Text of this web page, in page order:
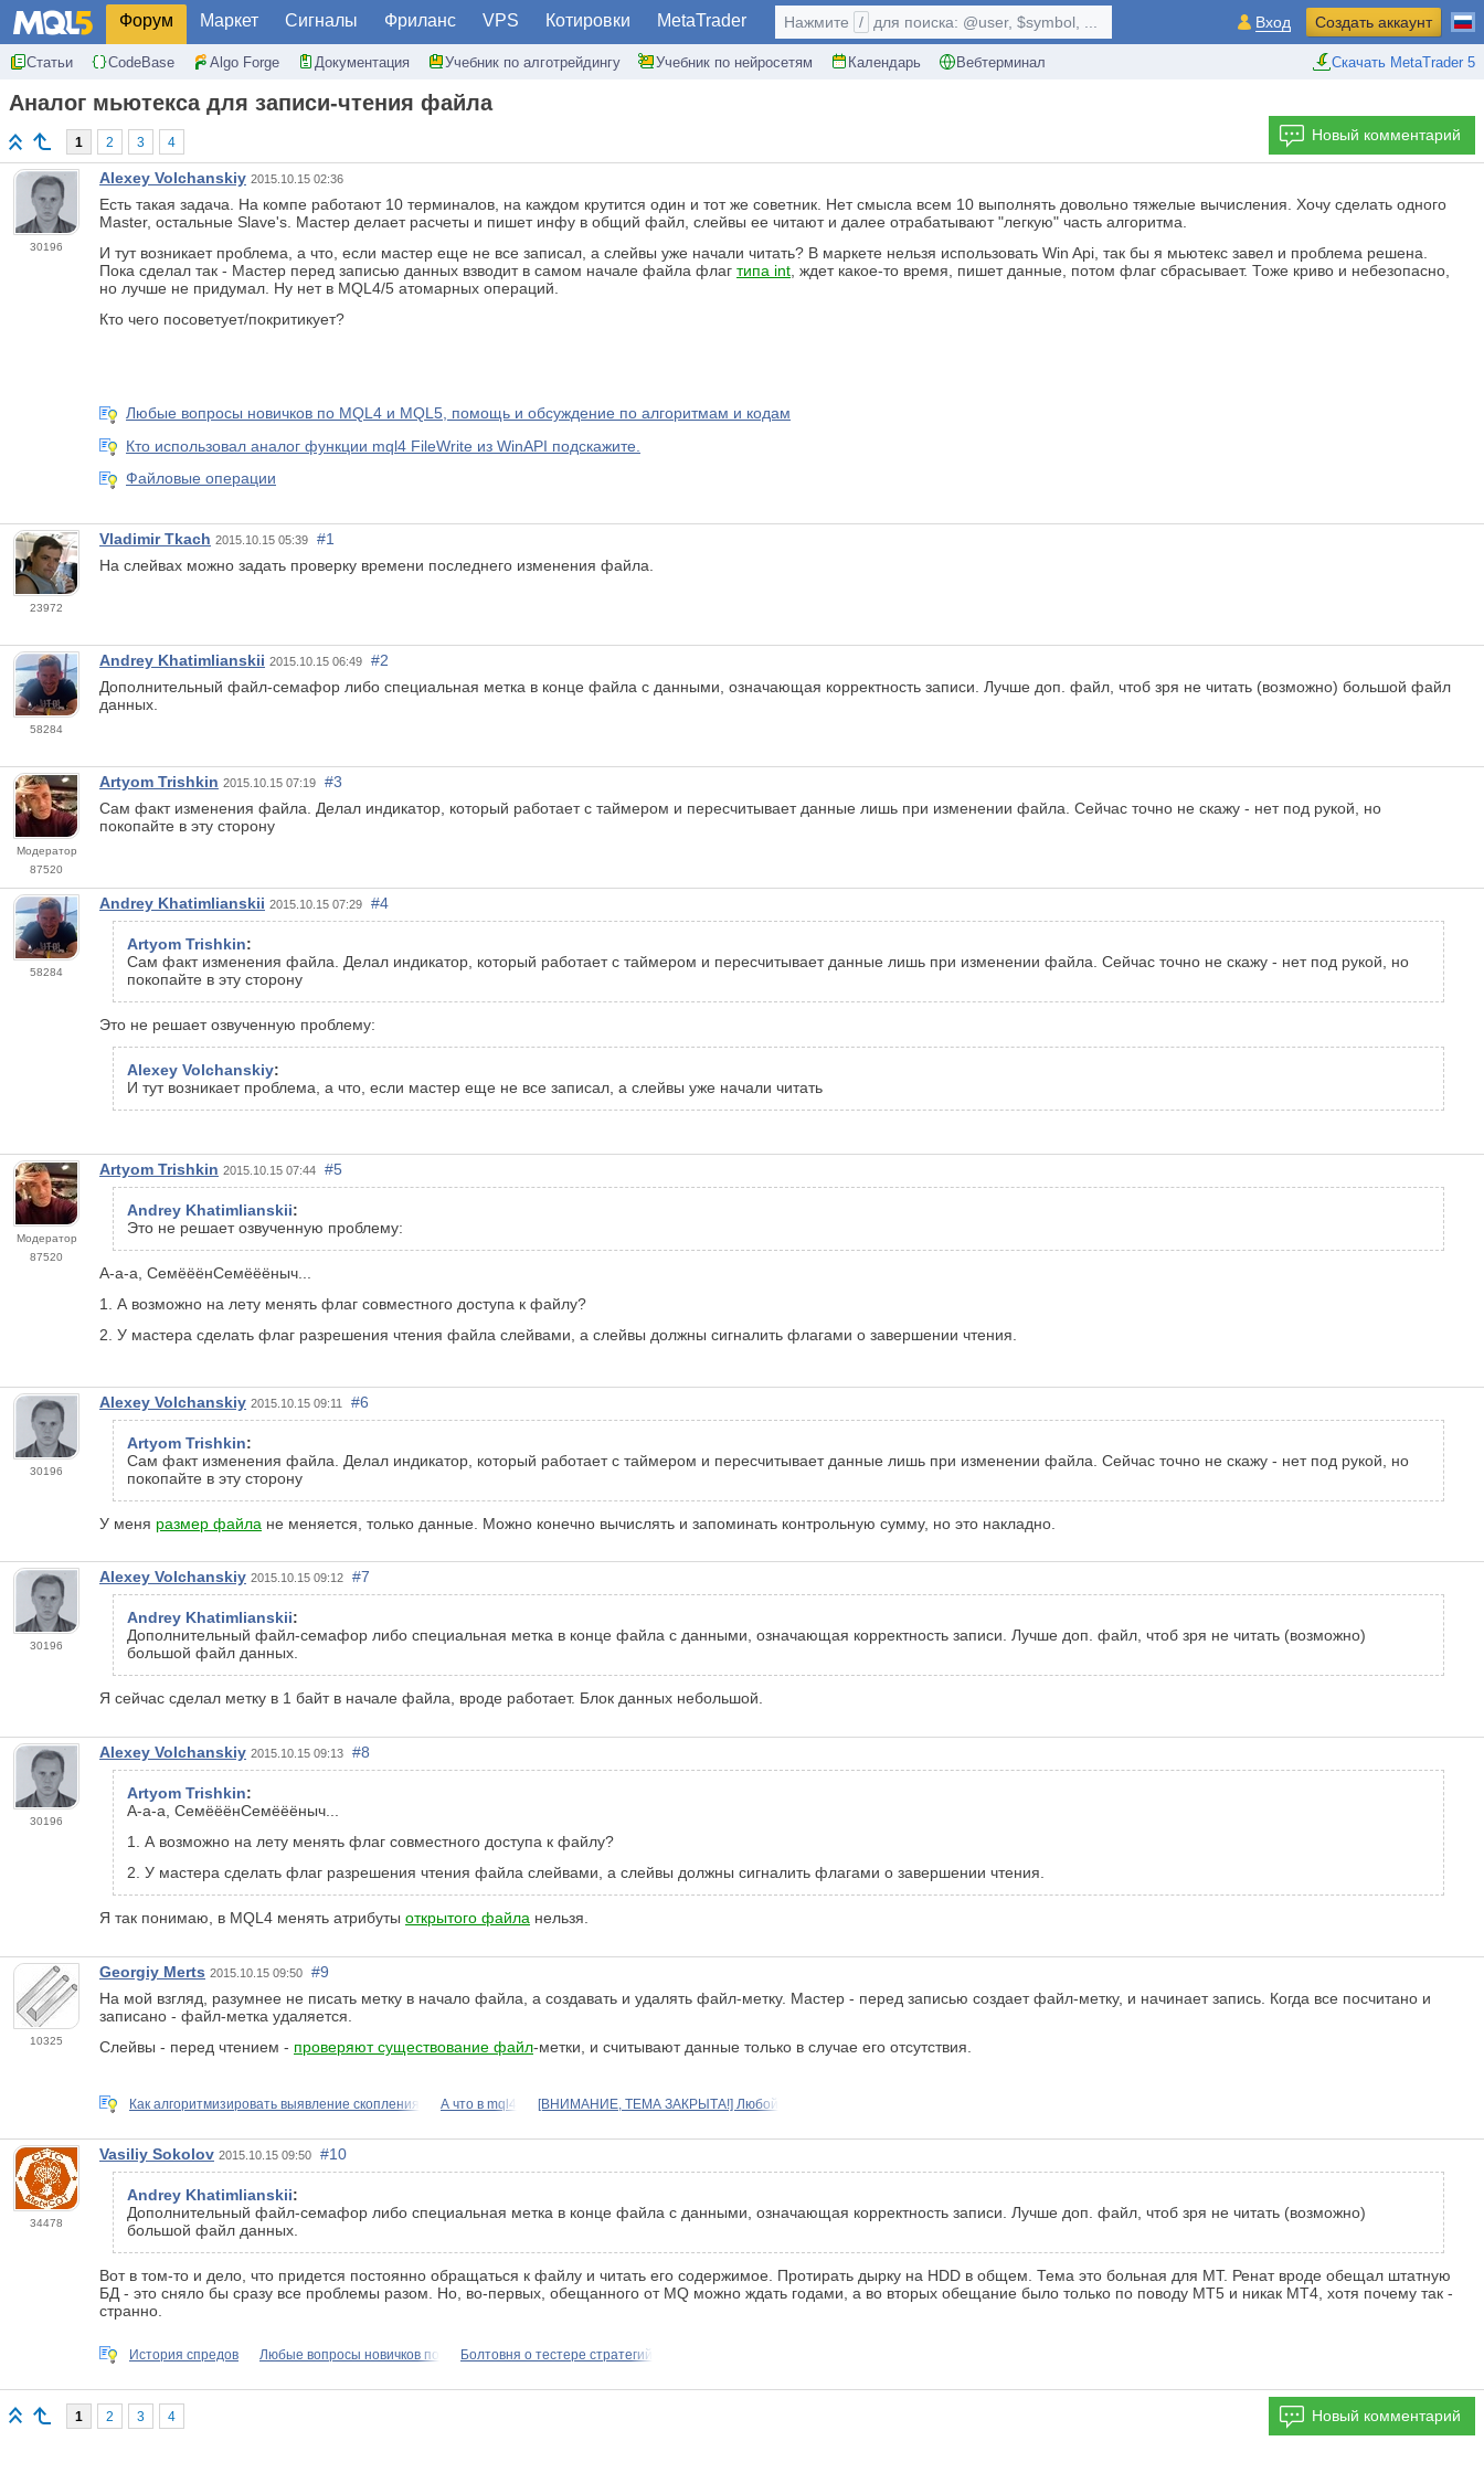
Форум Маркет Сигналы Фриланс VPS Котировки MetaTrader
Статьи CodeBase Algo Forge Документация Учебник по алготрейдингу Учебник по нейросетям Календарь Вебтерминал Скачать MetaTrader 5
Нажмите / для поиска: @user, $symbol, ... Вход Создать аккаунт
Аналог мьютекса для записи-чтения файла
1 2 3 4 Новый комментарий
30196
Alexey Volchanskiy 2015.10.15 02:36
Есть такая задача. На компе работают 10 терминалов, на каждом крутится один и тот же советник. Нет смысла всем 10 выполнять довольно тяжелые вычисления. Хочу сделать одного
Master, остальные Slave's. Мастер делает расчеты и пишет инфу в общий файл, слейвы ее читают и далее отрабатывают "легкую" часть алгоритма.
И тут возникает проблема, а что, если мастер еще не все записал, а слейвы уже начали читать? В маркете нельзя использовать Win Api, так бы я мьютекс завел и проблема решена.
Пока сделал так - Мастер перед записью данных взводит в самом начале файла флаг типа int, ждет какое-то время, пишет данные, потом флаг сбрасывает. Тоже криво и небезопасно,
но лучше не придумал. Ну нет в MQL4/5 атомарных операций.
Кто чего посоветует/покритикует?
Любые вопросы новичков по MQL4 и MQL5, помощь и обсуждение по алгоритмам и кодам
Кто использовал аналог функции mql4 FileWrite из WinAPI подскажите.
Файловые операции
23972
Vladimir Tkach 2015.10.15 05:39
#1
На слейвах можно задать проверку времени последнего изменения файла.
58284
Andrey Khatimlianskii 2015.10.15 06:49
#2
Дополнительный файл-семафор либо специальная метка в конце файла с данными, означающая корректность записи. Лучше доп. файл, чтоб зря не читать (возможно) большой файл
данных.
Модератор
87520
Artyom Trishkin 2015.10.15 07:19
#3
Сам факт изменения файла. Делал индикатор, который работает с таймером и пересчитывает данные лишь при изменении файла. Сейчас точно не скажу - нет под рукой, но
покопайте в эту сторону
58284
Andrey Khatimlianskii 2015.10.15 07:29 #4
Artyom Trishkin:
Сам факт изменения файла. Делал индикатор, который работает с таймером и пересчитывает данные лишь при изменении файла. Сейчас точно не скажу - нет под рукой, но
покопайте в эту сторону
Это не решает озвученную проблему:
Alexey Volchanskiy:
И тут возникает проблема, а что, если мастер еще не все записал, а слейвы уже начали читать
Модератор
87520
Artyom Trishkin 2015.10.15 07:44 #5
Andrey Khatimlianskii:
Это не решает озвученную проблему:
А-а-а, СемёёёнСемёёёныч...
1. А возможно на лету менять флаг совместного доступа к файлу?
2. У мастера сделать флаг разрешения чтения файла слейвами, а слейвы должны сигналить флагами о завершении чтения.
30196
Alexey Volchanskiy 2015.10.15 09:11 #6
Artyom Trishkin:
Сам факт изменения файла. Делал индикатор, который работает с таймером и пересчитывает данные лишь при изменении файла. Сейчас точно не скажу - нет под рукой, но
покопайте в эту сторону
У меня размер файла не меняется, только данные. Можно конечно вычислять и запоминать контрольную сумму, но это накладно.
30196
Alexey Volchanskiy 2015.10.15 09:12 #7
Andrey Khatimlianskii:
Дополнительный файл-семафор либо специальная метка в конце файла с данными, означающая корректность записи. Лучше доп. файл, чтоб зря не читать (возможно)
большой файл данных.
Я сейчас сделал метку в 1 байт в начале файла, вроде работает. Блок данных небольшой.
30196
Alexey Volchanskiy 2015.10.15 09:13 #8
Artyom Trishkin:
А-а-а, СемёёёнСемёёёныч...
1. А возможно на лету менять флаг совместного доступа к файлу?
2. У мастера сделать флаг разрешения чтения файла слейвами, а слейвы должны сигналить флагами о завершении чтения.
Я так понимаю, в MQL4 менять атрибуты открытого файла нельзя.
10325
Georgiy Merts 2015.10.15 09:50
#9
На мой взгляд, разумнее не писать метку в начало файла, а создавать и удалять файл-метку. Мастер - перед записью создает файл-метку, и начинает запись. Когда все посчитано и
записано - файл-метка удаляется.
Слейвы - перед чтением - проверяют существование файл-метки, и считывают данные только в случае его отсутствия.
Как алгоритмизировать выявление скопления А что в mql4 [ВНИМАНИЕ, ТЕМА ЗАКРЫТА!] Любой
34478
Vasiliy Sokolov 2015.10.15 09:50 #10
Andrey Khatimlianskii:
Дополнительный файл-семафор либо специальная метка в конце файла с данными, означающая корректность записи. Лучше доп. файл, чтоб зря не читать (возможно)
большой файл данных.
Вот в том-то и дело, что придется постоянно обращаться к файлу и читать его содержимое. Протирать дырку на HDD в общем. Тема это больная для МТ. Ренат вроде обещал штатную
БД - это сняло бы сразу все проблемы разом. Но, во-первых, обещанного от MQ можно ждать годами, а во вторых обещание было только по поводу МТ5 и никак МТ4, хотя почему так -
странно.
История спредов Любые вопросы новичков по Болтовня о тестере стратегий
1 2 3 4 Новый комментарий